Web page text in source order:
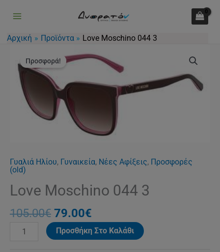
περιεχόμενο
Αρχική Προϊόντα Love Moschino 044 3
Προσφορά!
Γυαλιά Ηλίου, Γυναικεία, Νέες Αφίξεις, Προσφορές
(old)
Love Moschino 044 3
105.00€
Original
price
was:
105.00€.
79.00€
τρέχουσα
είναι:
79.00€.
Moschino
044
ποσότητα
Προσθήκη Στο Καλάθι
3